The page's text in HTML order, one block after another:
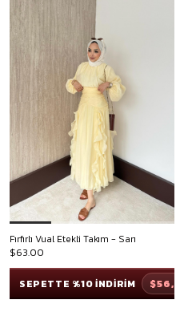
Fırfırlı Vual Etekli Takım - Sarı
$63.00
SEPETTE %10 İNDİRİM $56,70